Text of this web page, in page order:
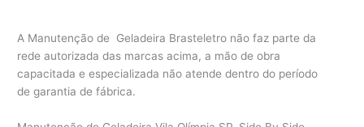
A Manutenção de Geladeira Brasteletro não faz parte da
rede autorizada das marcas acima, a mão de obra
capacitada e especializada não atende dentro do período
de garantia de fábrica.